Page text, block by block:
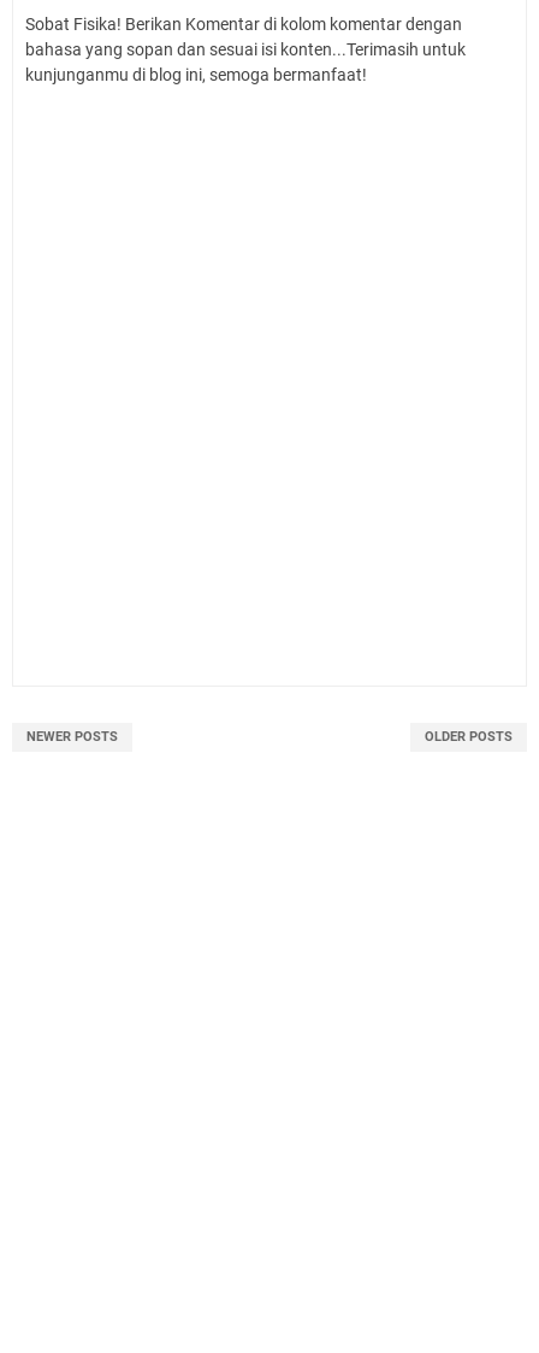
Sobat Fisika! Berikan Komentar di kolom komentar dengan
bahasa yang sopan dan sesuai isi konten...Terimasih untuk
kunjunganmu di blog ini, semoga bermanfaat!
NEWER POSTS OLDER POSTS